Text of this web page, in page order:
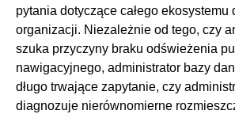
pytania dotyczące całego ekosystemu
organizacji. Niezależnie od tego, czy
szuka przyczyny braku odświeżenia
nawigacyjnego, administrator bazy
długo trwające zapytanie, czy
diagnozuje nierównomierne